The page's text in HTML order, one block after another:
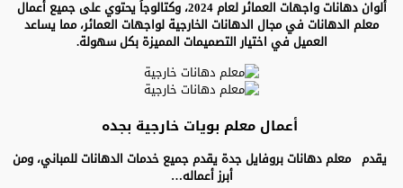
ألوان دهانات واجهات العمائر لعام 2024، وكتالوجاً يحتوي على جميع أعمال
معلم الدهانات في مجال الدهانات الخارجية لواجهات العمائر، مما يساعد
العميل في اختيار التصميمات المميزة بكل سهولة.
أعمال معلم بويات خارجية بجده
يقدم معلم دهانات بروفايل جدة يقدم جميع خدمات الدهانات للمباني، ومن
أبرز أعماله…